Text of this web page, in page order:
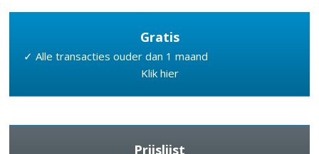
Gratis
✓ Alle transacties ouder dan 1 maand
Klik hier
Prijslijst